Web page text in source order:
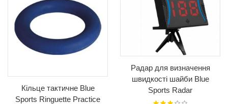
Кільце тактичне Blue
Sports Ringuette Practice
Радар для визначення
швидкості шайби Blue
Sports Radar